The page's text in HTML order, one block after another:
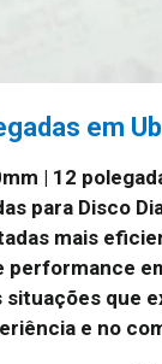
em
| 12
para Disco
mais
que
e no